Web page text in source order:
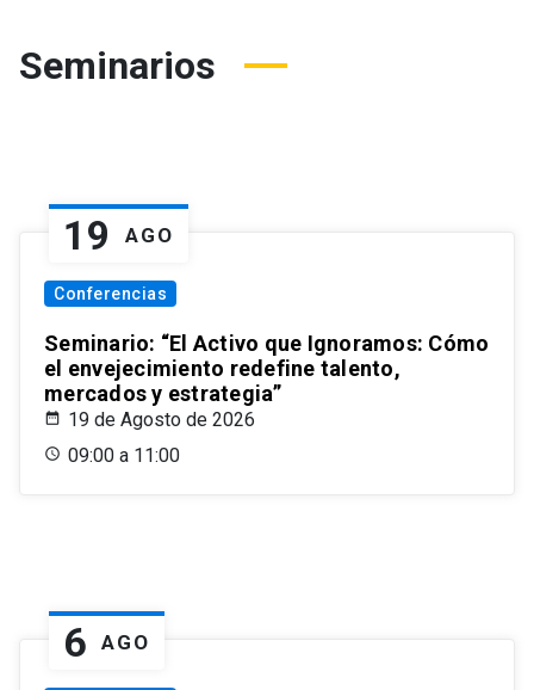
Seminarios
19 AGO
Conferencias
Seminario: “El Activo que Ignoramos: Cómo
el envejecimiento redefine talento,
mercados y estrategia”
19 de Agosto de 2026
09:00 a 11:00
6 AGO